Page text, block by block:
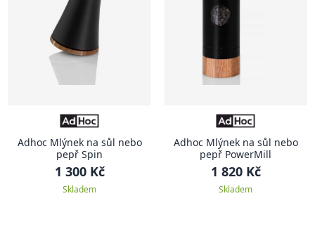
Adhoc Mlýnek na sůl nebo
pepř Spin
1 300 Kč
Skladem
Adhoc Mlýnek na sůl nebo
pepř PowerMill
1 820 Kč
Skladem